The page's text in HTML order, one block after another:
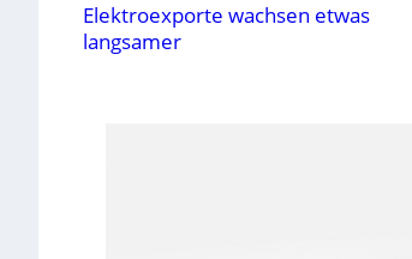
Elektroexporte wachsen etwas
langsamer